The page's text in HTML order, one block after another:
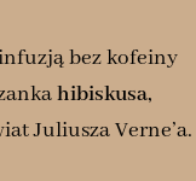
bez kofeiny
hibiskusa,
Juliusza Verne’a.